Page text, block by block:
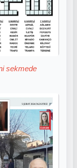
sekmede